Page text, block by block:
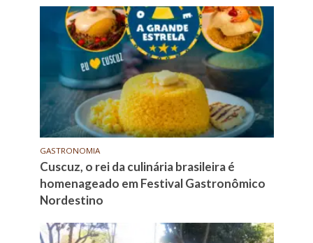
GASTRONOMIA
Cuscuz, o rei da culinária brasileira é
homenageado em Festival Gastronômico
Nordestino